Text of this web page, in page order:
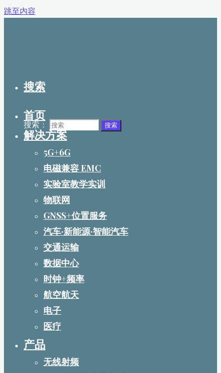
跳至内容
搜索
搜索： 搜索
首页
解决方案
5G+6G
电磁兼容 EMC
实验室教学实训
物联网
GNSS+位置服务
汽车·新能源·智能汽车
交通运输
数据中心
时钟+频率
航空航天
电子
医疗
产品
无线射频